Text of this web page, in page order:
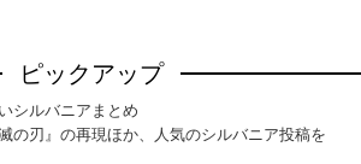
ピックアップ
シルバニアまとめ
滅の刃』の再現ほか、人気のシルバニア投稿を